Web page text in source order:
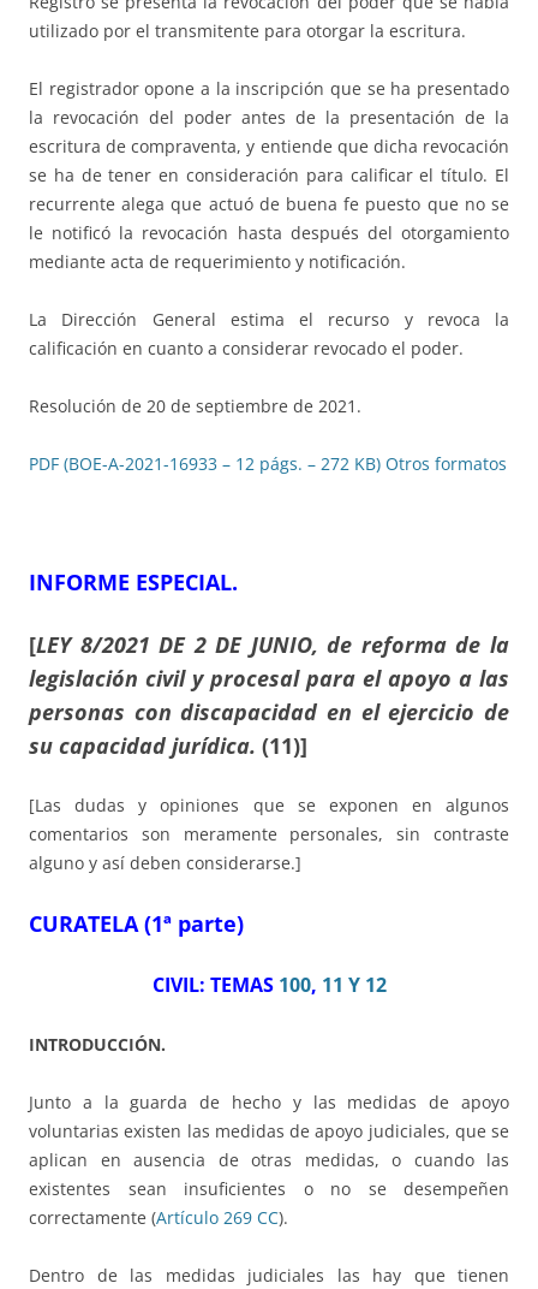
utilizado por el transmitente para otorgar la escritura.
El registrador opone a la inscripción que se ha presentado
la revocación del poder antes de la presentación de la
escritura de compraventa, y entiende que dicha revocación
se ha de tener en consideración para calificar el título. El
recurrente alega que actuó de buena fe puesto que no se
le notificó la revocación hasta después del otorgamiento
mediante acta de requerimiento y notificación.
La Dirección General estima el recurso y revoca la
calificación en cuanto a considerar revocado el poder.
Resolución de 20 de septiembre de 2021.
PDF (BOE-A-2021-16933 – 12 págs. – 272 KB) Otros formatos
INFORME ESPECIAL.
[LEY 8/2021 DE 2 DE JUNIO, de reforma de la
legislación civil y procesal para el apoyo a las
personas con discapacidad en el ejercicio de
su capacidad jurídica. (11)]
[Las dudas y opiniones que se exponen en algunos
comentarios son meramente personales, sin contraste
alguno y así deben considerarse.]
CURATELA(1ª parte)
CIVIL: TEMAS 100, 11 Y 12
INTRODUCCIÓN.
Junto a la guarda de hecho y las medidas de apoyo
voluntarias existen las medidas de apoyo judiciales, que se
aplican en ausencia de otras medidas, o cuando las
existentes sean insuficientes o no se desempeñen
correctamente (Artículo 269 CC).
Dentro de las medidas judiciales las hay que tienen